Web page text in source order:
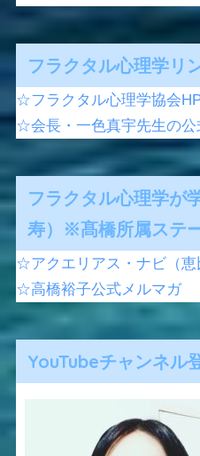
フラクタル心理学リ
☆フラクタル心理学協会
☆会長・一色真宇先生の公
フラクタル心理学が
寿）※髙橋所属ステ
☆アクエリアス・ナビ（恵
☆高橋裕子公式メルマガ
YouTubeチャンネル